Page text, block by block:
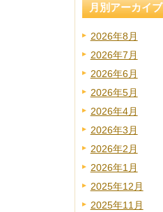
月別アーカイブ
2026年8月
2026年7月
2026年6月
2026年5月
2026年4月
2026年3月
2026年2月
2026年1月
2025年12月
2025年11月